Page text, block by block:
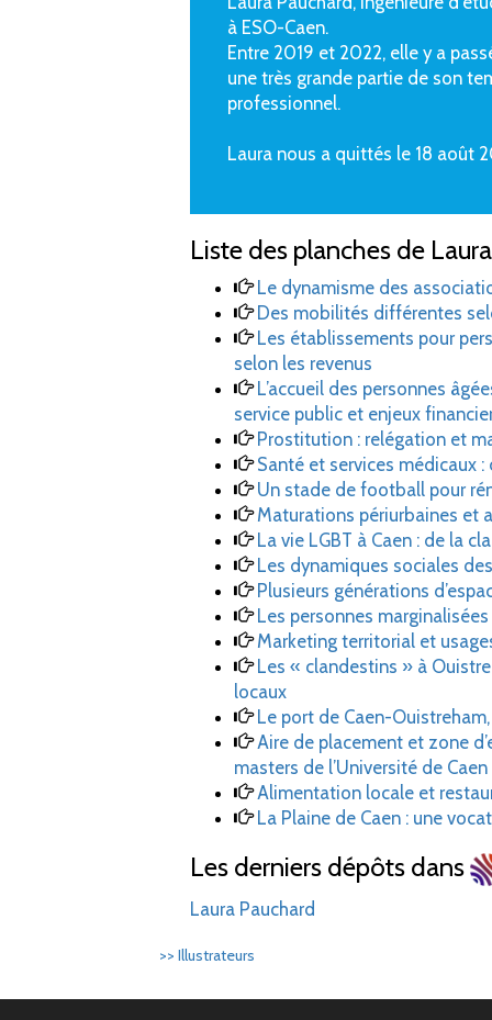
à ESO-Caen.
Entre 2019 et 2022, elle y a
une très grande partie de son
professionnel.
Laura nous a quittés le 18 août
Liste des planches de
Le dynamisme des
Des mobilités différentes
Les établissements pour
selon les revenus
L’accueil des personnes
service public et enjeux
Prostitution : relégation et
Santé et services médicaux
Un stade de football pour
Maturations périurbaines et
La vie LGBT à Caen : de la
Les dynamiques sociales
Plusieurs générations
Les personnes
Marketing territorial et
Les « clandestins » à
locaux
Le port de Caen-
Aire de placement et zone
masters de l’Université de
Alimentation locale et
La Plaine de Caen : une
Les derniers dépôts dans
Laura Pauchard
>> Illustrateurs